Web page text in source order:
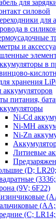
для
силовой
для
в
и
в
хранения
аккумуляторов
питания,
Ni-Cd
Ni-MH
Ni-Zn
Литиевые
(D;
(9V; 6F22)
(C;